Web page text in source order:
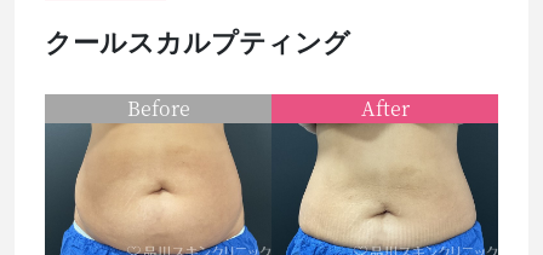
クールスカルプティング
Before After